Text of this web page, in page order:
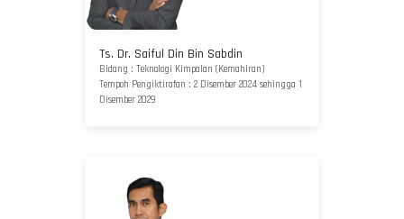
Ts. Dr. Saiful Din Bin Sabdin
Bidang : Teknologi Kimpalan (Kemahiran)
Tempoh Pengiktirafan : 2 Disember 2024 sehingga 1
Disember 2029